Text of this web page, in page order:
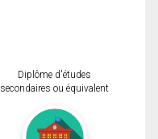
Diplôme d'études
secondaires ou équivalent